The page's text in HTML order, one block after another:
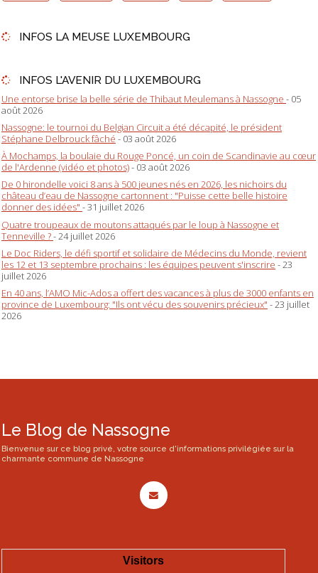
INFOS LA MEUSE LUXEMBOURG
INFOS L'AVENIR DU LUXEMBOURG
Une entorse brise la belle série de Thibaut Meulemans à Nassogne - 05
août 2026
Nassogne: le tournoi du Belgian Circuit a été décapité, le président
Stéphane Delbrouck fâché - 03 août 2026
À Mochamps, la boulaie du Rouge Poncé, un coin de Scandinavie au cœur
de l'Ardenne (vidéo et photos)- 03 août 2026
De 0 hirondelle voici 8 ans à 500 jeunes nés en 2026, les nichoirs du
château d’eau de Nassogne cartonnent : "Puisse cette belle histoire
donner des idées" - 31 juillet 2026
Quatre troupeaux de moutons attaqués par le loup à Nassogne et
Tenneville ?- 24 juillet 2026
Le Doc Riders, le défi sportif et solidaire de Médecins du Monde, revient
les 12 et 13 septembre prochains : les équipes peuvent s'inscrire - 23
juillet 2026
En 40 ans, l’AMO Mic-Ados a offert des vacances à plus de 3000 enfants en
province de Luxembourg: "Ils ont vécu des souvenirs précieux" - 23 juillet
2026
Le Blog de Nassogne
Bienvenue sur ce blog privé, votre source d'informations privilégiée sur la
charmante commune de Nassogne